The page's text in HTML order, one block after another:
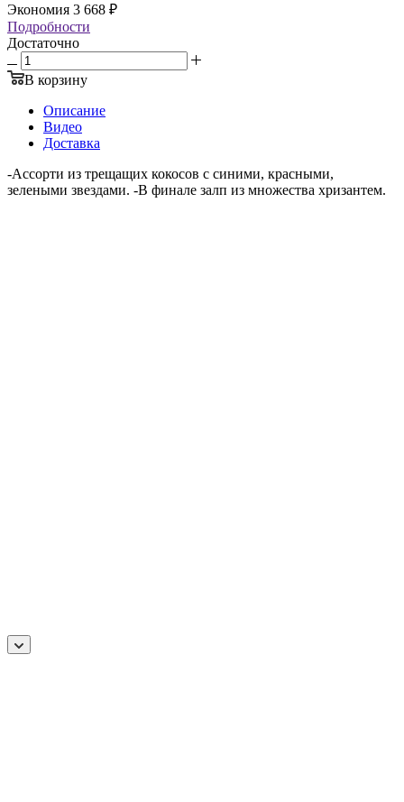
Экономия 3 668 ₽
Подробности
Достаточно
В корзину
Описание
Видео
Доставка
-Ассорти из трещащих кокосов с синими, красными,
зелеными звездами. -В финале залп из множества хризантем.